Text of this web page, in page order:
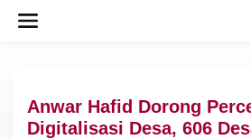
Anwar Hafid Dorong
Digitalisasi Desa, 606